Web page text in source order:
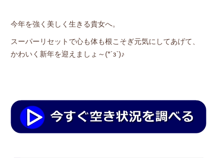
今年を強く美しく生きる貴女へ。
スーパーリセットで心も体も根こそぎ元気にしてあげて、
かわいく新年を迎えましょ～(*´з`)♪